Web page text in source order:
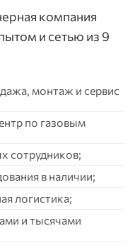
компания
и сетью из 9
монтаж и сервис
по газовым
сотрудников;
в наличии;
логистика;
и тысячами